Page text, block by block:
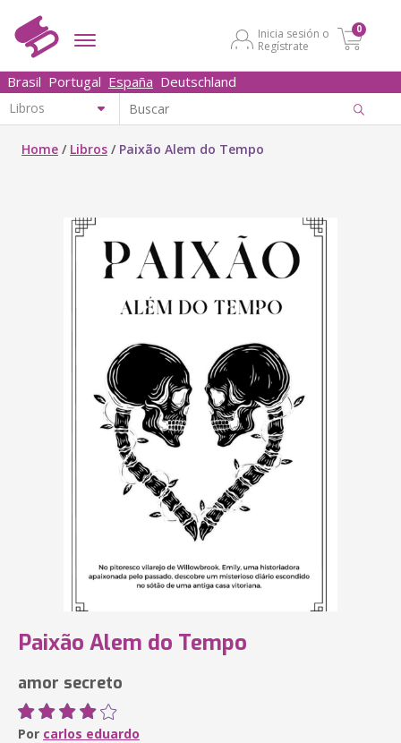
Inicia sesión o
Regístrate
0
Brasil Portugal España Deutschland
Home / Libros / Paixão Alem do Tempo
Paixão Alem do Tempo
amor secreto
Por carlos eduardo